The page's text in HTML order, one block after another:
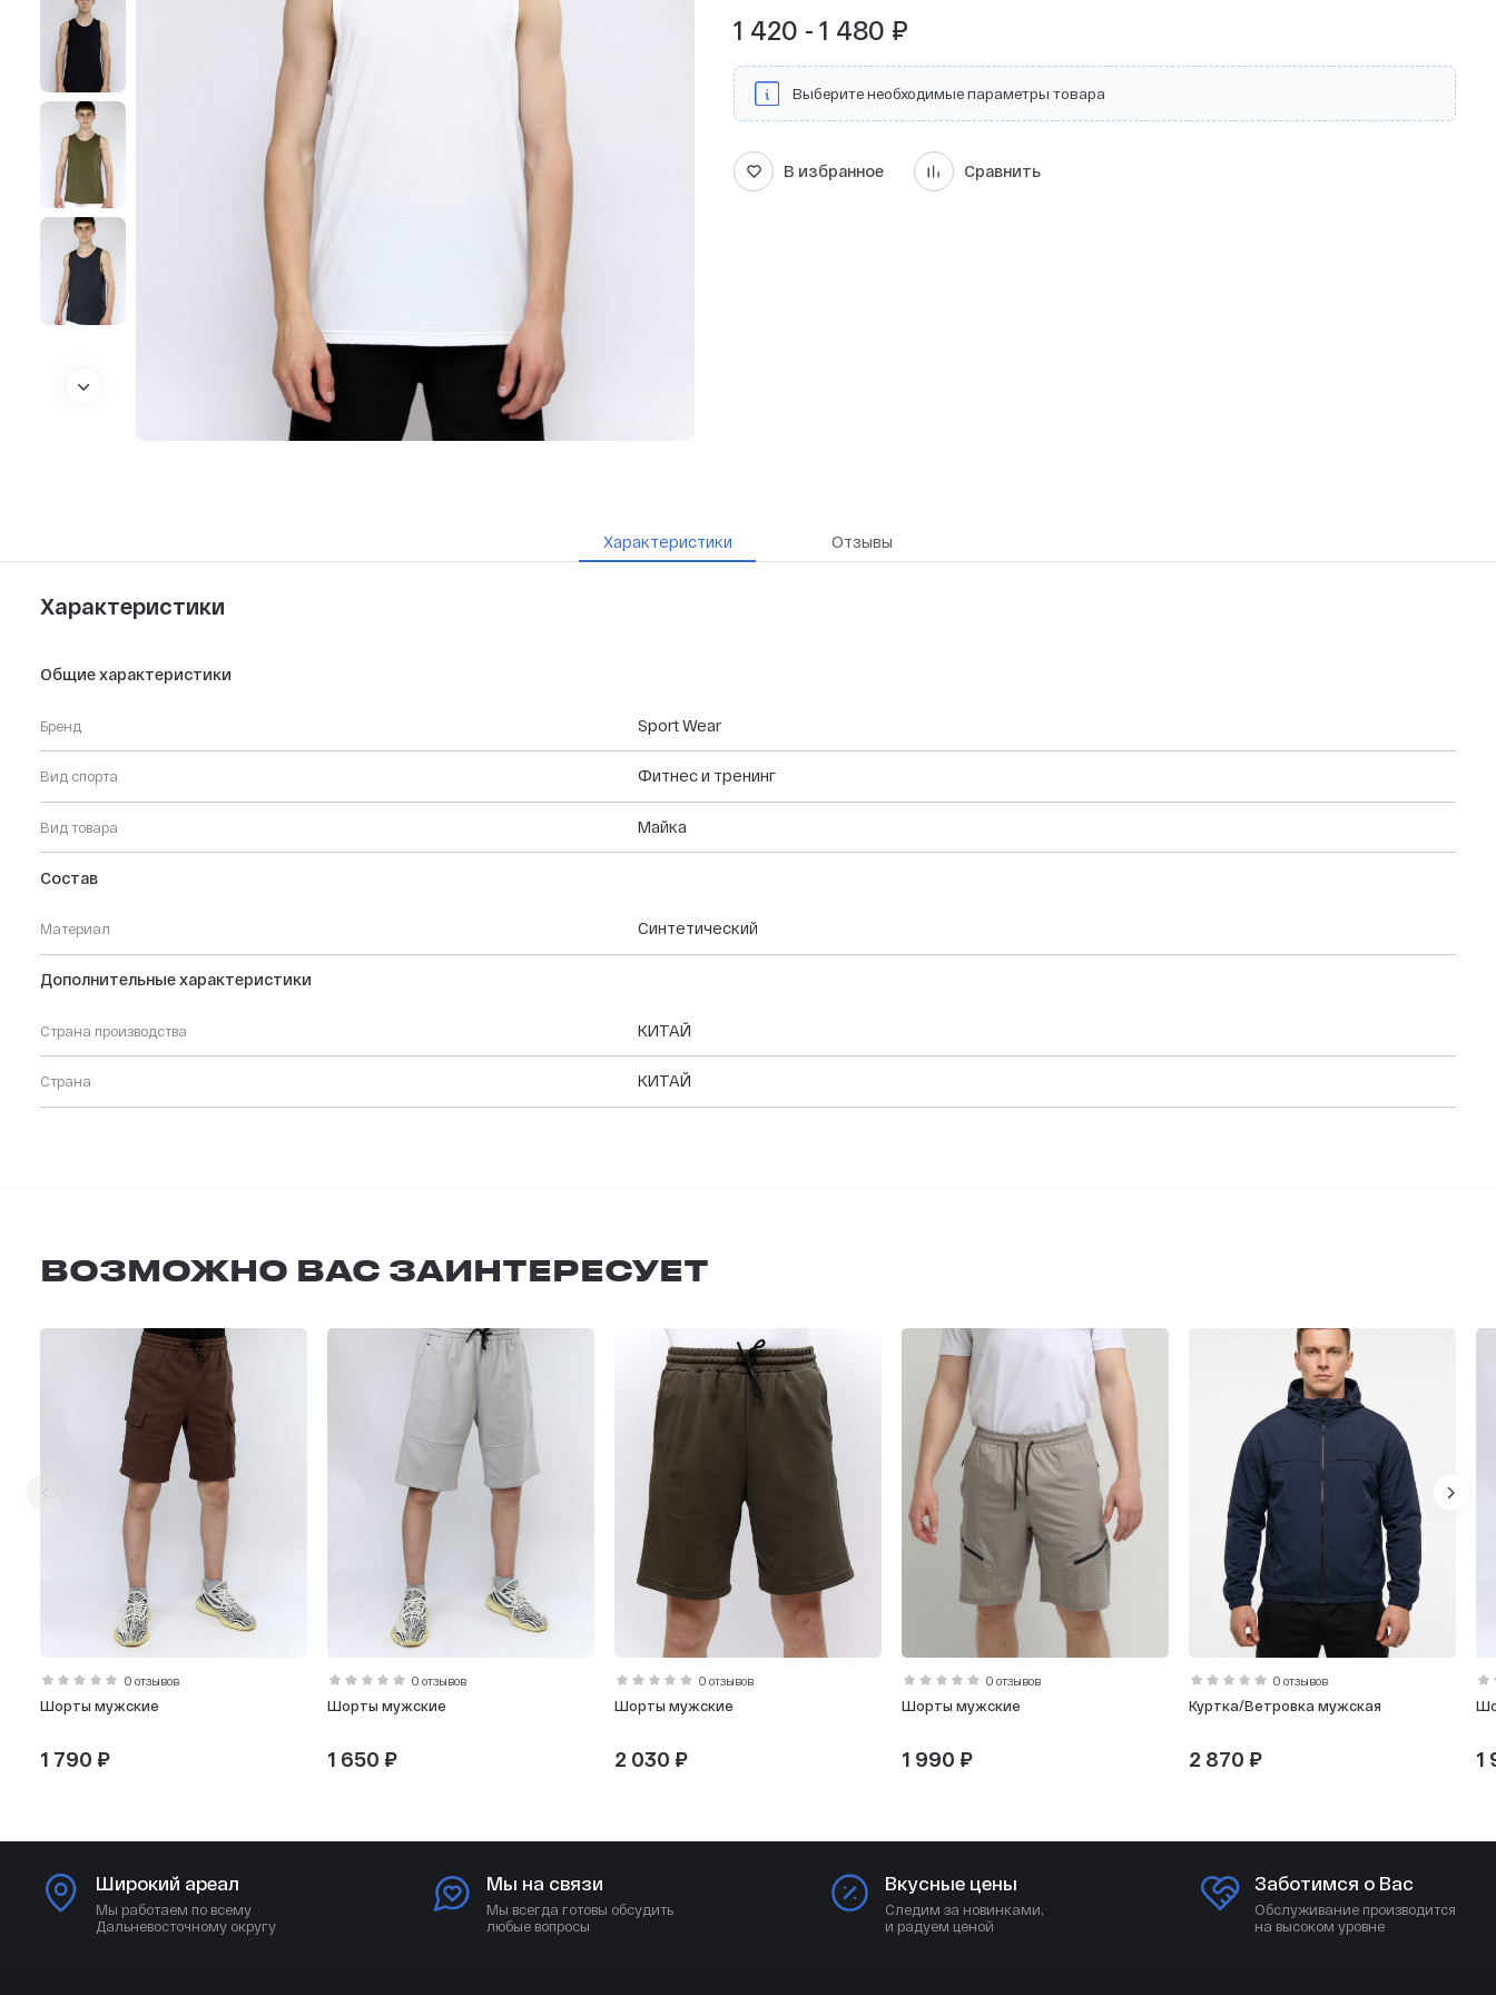
1 420 - 1 480 ₽
Выберите необходимые параметры товара
В избранное Сравнить
Характеристики Отзывы
Характеристики
Общие характеристики
Бренд Sport Wear
Вид спорта Фитнес и тренинг
Вид товара Майка
Состав
Материал Синтетический
Дополнительные характеристики
Страна производства КИТАЙ
Страна КИТАЙ
ВОЗМОЖНО ВАС ЗАИНТЕРЕСУЕТ
0 отзывов
Шорты мужские
1 790 ₽
0 отзывов
Шорты мужские
1 650 ₽
0 отзывов
Шорты мужские
2 030 ₽
0 отзывов
Шорты мужские
1 990 ₽
0 отзывов
Куртка/Ветровка мужская
2 870 ₽ 1
Широкий ареал
Мы работаем по всему
Дальневосточному округу
Мы на связи
Мы всегда готовы обсудить
любые вопросы
Вкусные цены
Следим за новинками,
и радуем ценой
Заботимся о Вас
Обслуживание производится
на высоком уровне